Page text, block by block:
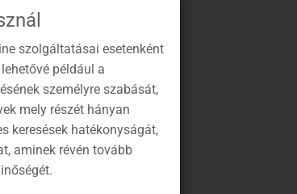
(beállított
a bfnp.hu
került-e a
szolgáltatásai esetenként
például a
személyre szabását,
mely részét hányan
keresések hatékonyságát,
aminek révén tovább